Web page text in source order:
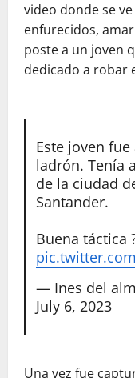
video donde se
enfurecidos,
poste a un joven
dedicado a robar
Este joven
ladrón. Tenía
de la ciudad
Santander.
Buena táctica
— Ines del
July 6, 2023
Una vez fue